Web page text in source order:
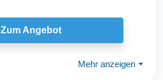
Zum Angebot
Mehr anzeigen ⏷